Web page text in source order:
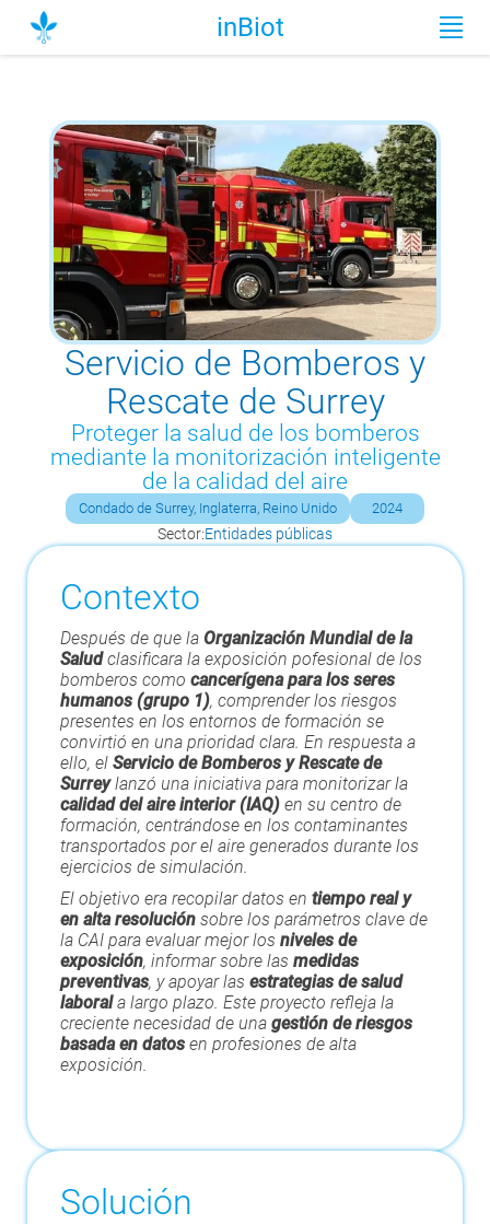
inBiot
Servicio de Bomberos y
Rescate de Surrey
Proteger la salud de los bomberos
mediante la monitorización inteligente
de la calidad del aire
Condado de Surrey, Inglaterra, Reino Unido 2024
Sector:Entidades públicas
Contexto
Después de que la Organización Mundial de la
Saludclasificara la exposición pofesional de los
bomberos como cancerígena para los seres
humanos (grupo 1), comprender los riesgos
presentes en los entornos de formación se
convirtió en una prioridad clara. En respuesta a
ello, el Servicio de Bomberos y Rescate de
Surreylanzó una iniciativa para monitorizar la
calidad del aire interior (IAQ) en su centro de
formación, centrándose en los contaminantes
transportados por el aire generados durante los
ejercicios de simulación.
El objetivo era recopilar datos en tiempo real y
en alta resolución sobre los parámetros clave de
la CAI para evaluar mejor los niveles de
exposición, informar sobre las medidas
preventivas, y apoyar las estrategias de salud
laborala largo plazo. Este proyecto refleja la
creciente necesidad de una gestión de riesgos
basada en datos en profesiones de alta
exposición.
Solución